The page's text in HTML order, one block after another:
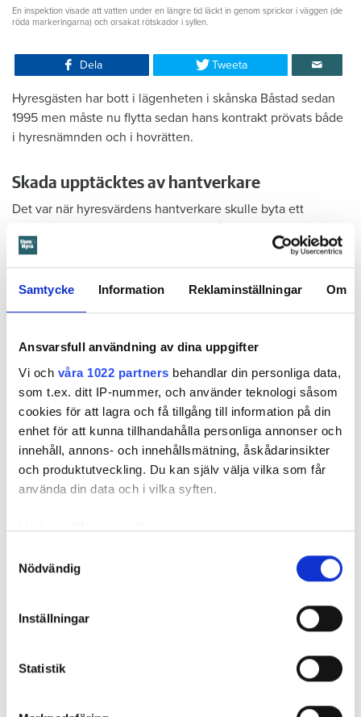
Samtycke Information Reklaminställningar Om
Ansvarsfull användning av dina uppgifter
Vi och våra 1022 partners behandlar din personliga data,
som t.ex. ditt IP-nummer, och använder teknologi såsom
cookies för att lagra och få tillgång till information på din
enhet för att kunna tillhandahålla personliga annonser och
innehåll, annons- och innehållsmätning, åskådarinsikter
och produktutveckling. Du kan själv välja vilka som får
använda din data och i vilka syften.
Med din tillåtelse skulle vi även vilja:
som kan ha en noggrannhet på upp till flera meter
Ta reda på mer om hur dina personliga uppgifter
Du kan ändra eller dra tillbaka ditt samtycke när som
Nödvändig
Inställningar
Statistik
En inspektion visade att vatten under en längre tid läckt in genom sprickor i väggen (de
röda markeringarna) och orsakat rötskador i syllen.
Dela Tweeta
Hyresgästen har bott i lägenheten i skånska Båstad sedan
1995 men måste nu flytta sedan hans kontrakt prövats både
i hyresnämnden och i hovrätten.
Skada upptäcktes av hantverkare
Det var när hyresvärdens hantverkare skulle byta ett
duschmunstycke under hösten förra året som en spricka i
plastmattan på väggen i duschen upptäcktes. Strax efter
detta lät värden ett företag göra en besiktning av
badrummet. Då upptäcktes att vatten läckt från den trasiga
Därför sade den privata hyresvärden upp hyreskontraktet
med hänvisning till att hyresgästen inte iakttagit sin så
kallade vårdplikt (se faktaruta). Eftersom han inte gick med
på att flytta fick hyresnämnden i Malmö pröva
uppsägningen.
Hyresgästen borde ha upptäckt och larmat om glipan i duschväggen, menar
domstolarna.